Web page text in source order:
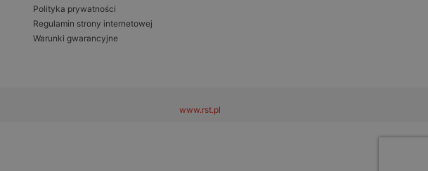
Polityka prywatności
Regulamin strony internetowej
Warunki gwarancyjne
www.rst.pl